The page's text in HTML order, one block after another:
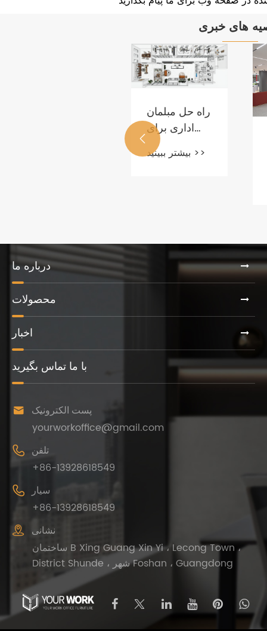
های خبری
راه حل مبلمان
اداری برای
شرکت صنعتی
Assailplast
بیشتر ببینید >>

درباره ما
محصولات
اخبار
با ما تماس بگیرید
 پست الکترونیک
yourworkoffice@gmail.com
 تلفن
+86-13928618549
 سیار
+86-13928618549
 نشانی
ساختمان B Xing Guang Xin Yi ، Lecong Town ،
District Shunde ، شهر Foshan ، Guangdong